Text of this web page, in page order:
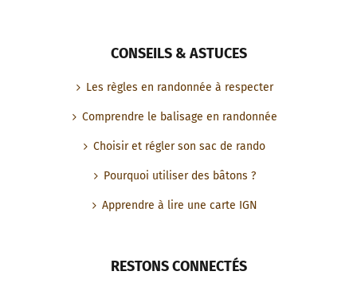
CONSEILS & ASTUCES
Les règles en randonnée à respecter
Comprendre le balisage en randonnée
Choisir et régler son sac de rando
Pourquoi utiliser des bâtons ?
Apprendre à lire une carte IGN
RESTONS CONNECTÉS